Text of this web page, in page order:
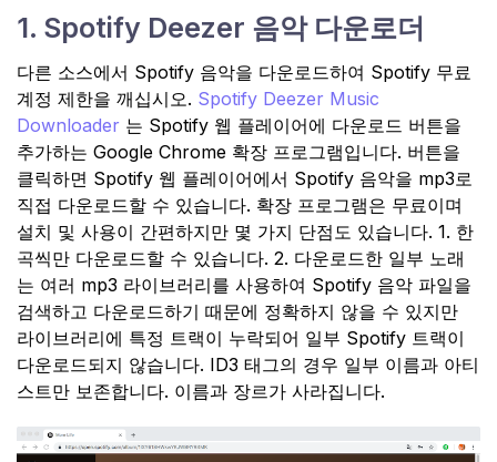
1. Spotify Deezer 음악 다운로더
다른 소스에서 Spotify 음악을 다운로드하여 Spotify 무료
계정 제한을 깨십시오. Spotify Deezer Music
Downloader 는 Spotify 웹 플레이어에 다운로드 버튼을
추가하는 Google Chrome 확장 프로그램입니다. 버튼을
클릭하면 Spotify 웹 플레이어에서 Spotify 음악을 mp3로
직접 다운로드할 수 있습니다. 확장 프로그램은 무료이며
설치 및 사용이 간편하지만 몇 가지 단점도 있습니다. 1. 한
곡씩만 다운로드할 수 있습니다. 2. 다운로드한 일부 노래
는 여러 mp3 라이브러리를 사용하여 Spotify 음악 파일을
검색하고 다운로드하기 때문에 정확하지 않을 수 있지만
라이브러리에 특정 트랙이 누락되어 일부 Spotify 트랙이
다운로드되지 않습니다. ID3 태그의 경우 일부 이름과 아티
스트만 보존합니다. 이름과 장르가 사라집니다.